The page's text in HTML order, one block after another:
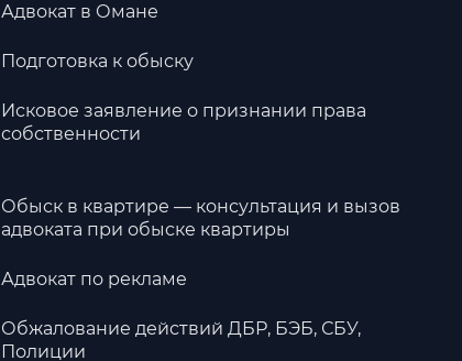
Адвокат в Омане
Подготовка к обыску
Исковое заявление о признании права
собственности
Обыск в квартире — консультация и вызов
адвоката при обыске квартиры
Адвокат по рекламе
Обжалование действий ДБР, БЭБ, СБУ,
Полиции